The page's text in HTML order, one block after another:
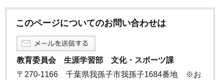
このページについてのお問い合わせは
教育委員会 生涯学習部 文化・スポーツ課
〒270-1166 千葉県我孫子市我孫子1684番地 ※お